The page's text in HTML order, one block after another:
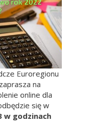
Euroregionu
na
online dla
się w
w godzinach